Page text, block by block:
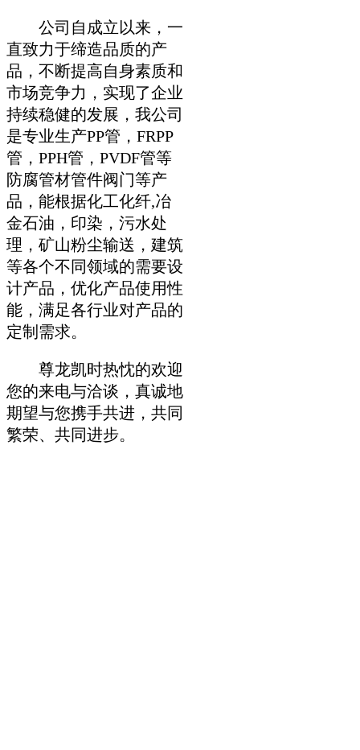
公司自成立以来，一
直致力于缔造品质的产
品，不断提高自身素质和
市场竞争力，实现了企业
持续稳健的发展，我公司
是专业生产PP管，FRPP
管，PPH管，PVDF管等
防腐管材管件阀门等产
品，能根据化工化纤,冶
金石油，印染，污水处
理，矿山粉尘输送，建筑
等各个不同领域的需要设
计产品，优化产品使用性
能，满足各行业对产品的
定制需求。
尊龙凯时热忱的欢迎
您的来电与洽谈，真诚地
期望与您携手共进，共同
繁荣、共同进步。